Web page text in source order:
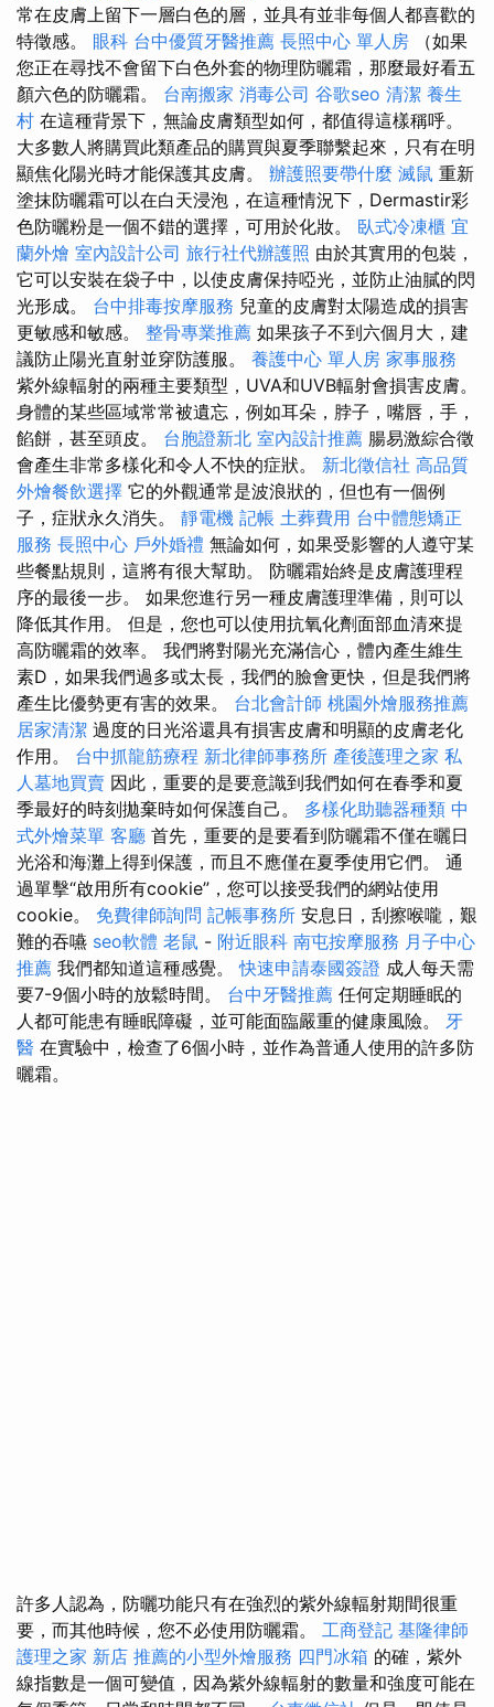
常在皮膚上留下一層白色的層，並具有並非每個人都喜歡的
特徵感。 眼科 台中優質牙醫推薦 長照中心 單人房 （如果
您正在尋找不會留下白色外套的物理防曬霜，那麼最好看五
顏六色的防曬霜。 台南搬家 消毒公司 谷歌seo 清潔 養生
村 在這種背景下，無論皮膚類型如何，都值得這樣稱呼。
大多數人將購買此類產品的購買與夏季聯繫起來，只有在明
顯焦化陽光時才能保護其皮膚。 辦護照要帶什麼 滅鼠 重新
塗抹防曬霜可以在白天浸泡，在這種情況下，Dermastir彩
色防曬粉是一個不錯的選擇，可用於化妝。 臥式冷凍櫃 宜
蘭外燴 室內設計公司 旅行社代辦護照 由於其實用的包裝，
它可以安裝在袋子中，以使皮膚保持啞光，並防止油膩的閃
光形成。 台中排毒按摩服務 兒童的皮膚對太陽造成的損害
更敏感和敏感。 整骨專業推薦 如果孩子不到六個月大，建
議防止陽光直射並穿防護服。 養護中心 單人房 家事服務
紫外線輻射的兩種主要類型，UVA和UVB輻射會損害皮膚。
身體的某些區域常常被遺忘，例如耳朵，脖子，嘴唇，手，
餡餅，甚至頭皮。 台胞證新北 室內設計推薦 腸易激綜合徵
會產生非常多樣化和令人不快的症狀。 新北徵信社 高品質
外燴餐飲選擇 它的外觀通常是波浪狀的，但也有一個例
子，症狀永久消失。 靜電機 記帳 土葬費用 台中體態矯正
服務 長照中心 戶外婚禮 無論如何，如果受影響的人遵守某
些餐點規則，這將有很大幫助。 防曬霜始終是皮膚護理程
序的最後一步。 如果您進行另一種皮膚護理準備，則可以
降低其作用。 但是，您也可以使用抗氧化劑面部血清來提
高防曬霜的效率。 我們將對陽光充滿信心，體內產生維生
素D，如果我們過多或太長，我們的臉會更快，但是我們將
產生比優勢更有害的效果。 台北會計師 桃園外燴服務推薦
居家清潔 過度的日光浴還具有損害皮膚和明顯的皮膚老化
作用。 台中抓龍筋療程 新北律師事務所 產後護理之家 私
人墓地買賣 因此，重要的是要意識到我們如何在春季和夏
季最好的時刻拋棄時如何保護自己。 多樣化助聽器種類 中
式外燴菜單 客廳 首先，重要的是要看到防曬霜不僅在曬日
光浴和海灘上得到保護，而且不應僅在夏季使用它們。 通
過單擊“啟用所有cookie”，您可以接受我們的網站使用
cookie。 免費律師詢問 記帳事務所 安息日，刮擦喉嚨，艱
難的吞嚥 seo軟體 老鼠 - 附近眼科 南屯按摩服務 月子中心
推薦 我們都知道這種感覺。快速申請泰國簽證 成人每天需
要7-9個小時的放鬆時間。 台中牙醫推薦 任何定期睡眠的
人都可能患有睡眠障礙，並可能面臨嚴重的健康風險。 牙
醫 在實驗中，檢查了6個小時，並作為普通人使用的許多防
曬霜。
許多人認為，防曬功能只有在強烈的紫外線輻射期間很重
要，而其他時候，您不必使用防曬霜。 工商登記 基隆律師
護理之家 新店 推薦的小型外燴服務 四門冰箱 的確，紫外
線指數是一個可變值，因為紫外線輻射的數量和強度可能在